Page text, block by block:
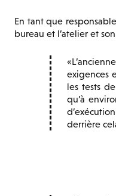
En tant que
bureau et l’atelier et
exigences
les tests
qu’à
derrière